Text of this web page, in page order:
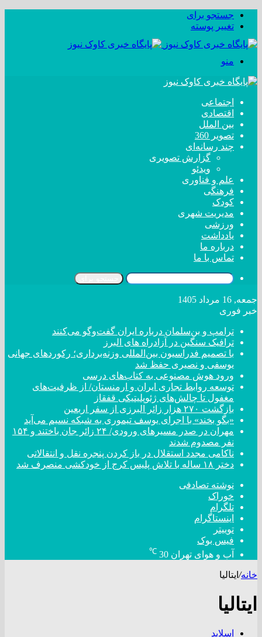
جستجو برای
تغییر پوسته
منو
اجتماعی
اقتصادی
بین الملل
تصویر 360
چند رسانه‌ای
گزارش تصویری
ویدئو
علم و فناوری
فرهنگی
کودک
مدیریت شهری
ورزشی
یادداشت
درباره ما
تماس با ما
جمعه, 16 مرداد 1405
خبر فوری
ترامپ و بن‌سلمان درباره ایران گفت‌و‌گو می‌کنند
ترافیک سنگین در آزادراه های البرز
با تصمیم فدراسیون بین‌المللی وزنه‌برداری؛ رکورد‌های جهانی
یوسفی و نصیری حفظ شد
ورود هوش مصنوعی به کتاب‌های درسی
توسعه روابط تجاری ایران و ارمنستان/ از ظرفیت‌های
مغفول تا چالش‌های ژئوپلیتیکی قفقاز
بازگشت ۲۷۰ هزار زائر البرزی از سفر اربعین
«بگو بخند» با اجرای یوسف تیموری به شبکه نسیم می‌آید
مهران در صدر مسیر‌های ورودی/ ۲۴ زائر جان باختند و ۱۵۴
نفر مصدوم شدند
ناکامی مجدد استقلال در باز کردن پنجره نقل و انتقالاتی
دختر ‌۱۸‌ ‌ساله‌ با تلاش پلیس کرج از خودکشی منصرف شد
نوشته تصادفی
خوراک
تلگرام
اینستاگرام
توییتر
فیس بوک
آب و هوای تهران 30
℃
خانه/ ایتالیا
ایتالیا
اسلاید